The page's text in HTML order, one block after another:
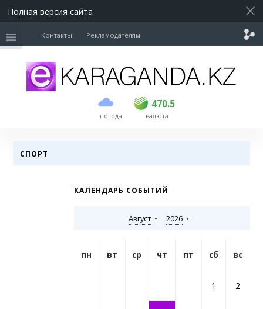
Полная версия сайта
Контакты Рекламодателям
погода
470.5
покупка продажа
USD 469 470.5
EUR валюта
СПОРТ
КАЛЕНДАРЬ СОБЫТИЙ
Август 2026
пн вт ср чт пт сб вс
1 2